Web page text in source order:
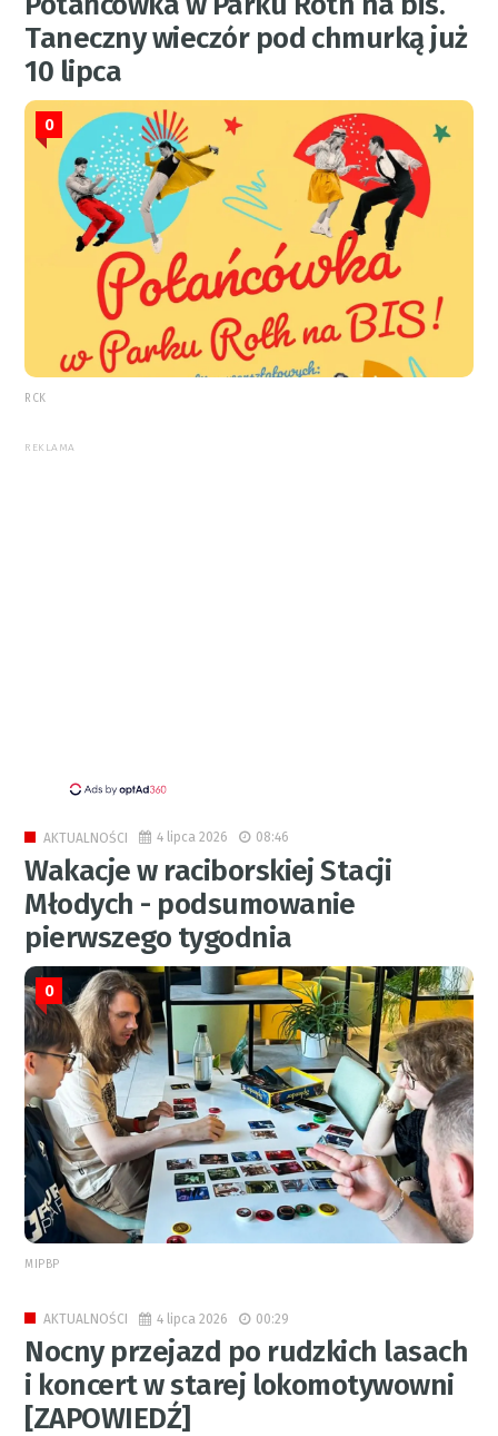
Taneczny wieczór pod chmurką już
10 lipca
0
RCK
REKLAMA
AKTUALNOŚCI 4 lipca 2026 08:46
Wakacje w raciborskiej Stacji
Młodych - podsumowanie
pierwszego tygodnia
0
MIPBP
AKTUALNOŚCI 4 lipca 2026 00:29
Nocny przejazd po rudzkich lasach
i koncert w starej lokomotywowni
[ZAPOWIEDŹ]